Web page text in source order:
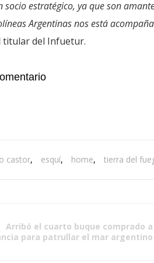
socio estratégico, ya que son
Argentinas nos está
titular del Infuetur.
castor, esquí, home, tierra del
Arribó el cuarto buque comprado a
para patrullar el mar argentino